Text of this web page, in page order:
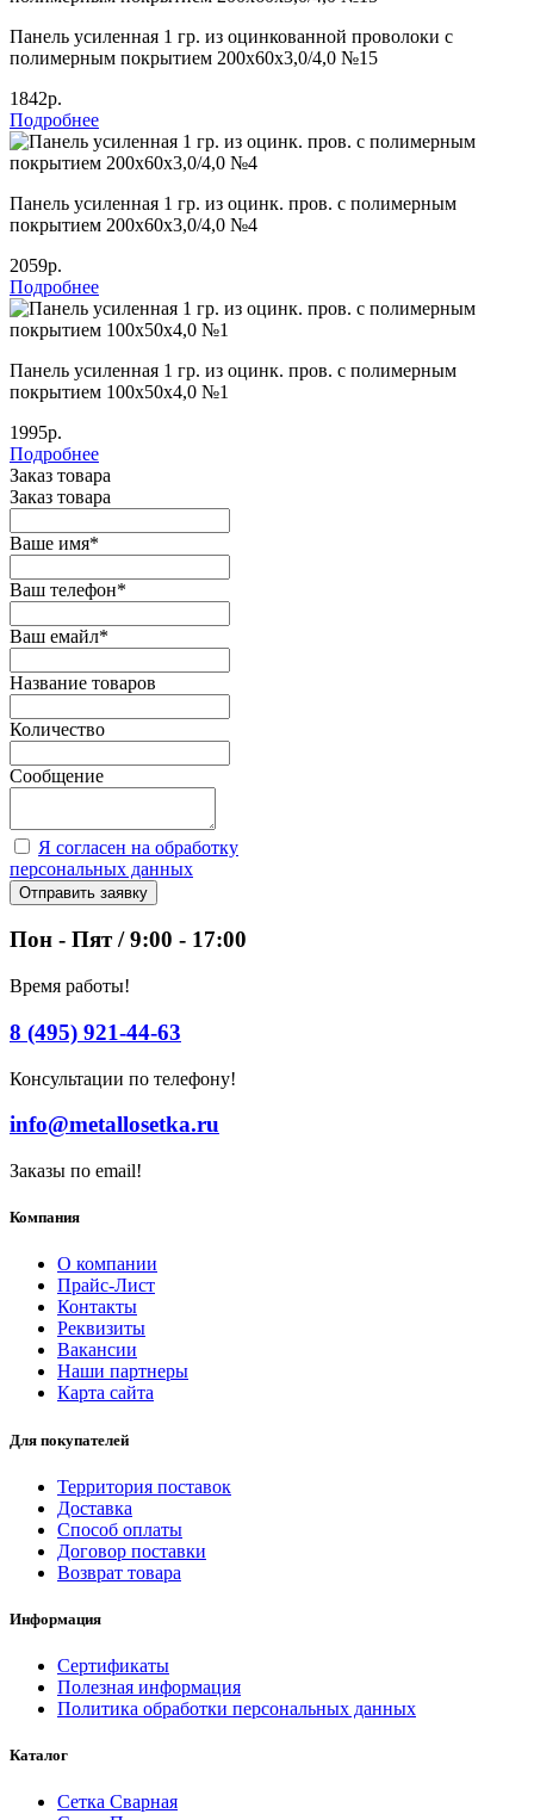
Панель усиленная 1 гр. из оцинкованной проволоки с
полимерным покрытием 200х60х3,0/4,0 №15
1842р.
Подробнее
Панель усиленная 1 гр. из оцинк. пров. с полимерным
покрытием 200х60х3,0/4,0 №4
2059р.
Подробнее
Панель усиленная 1 гр. из оцинк. пров. с полимерным
покрытием 100х50х4,0 №1
1995р.
Подробнее
Заказ товара
Заказ товара
Ваше имя*
Ваш телефон*
Ваш емайл*
Название товаров
Количество
Сообщение
Я согласен на обработку
персональных данных
Отправить заявку
Пон - Пят / 9:00 - 17:00
Время работы!
8 (495) 921-44-63
Консультации по телефону!
info@metallosetka.ru
Заказы по email!
Компания
О компании
Прайс-Лист
Контакты
Реквизиты
Вакансии
Наши партнеры
Карта сайта
Для покупателей
Территория поставок
Доставка
Способ оплаты
Договор поставки
Возврат товара
Информация
Сертификаты
Полезная информация
Политика обработки персональных данных
Каталог
Сетка Сварная